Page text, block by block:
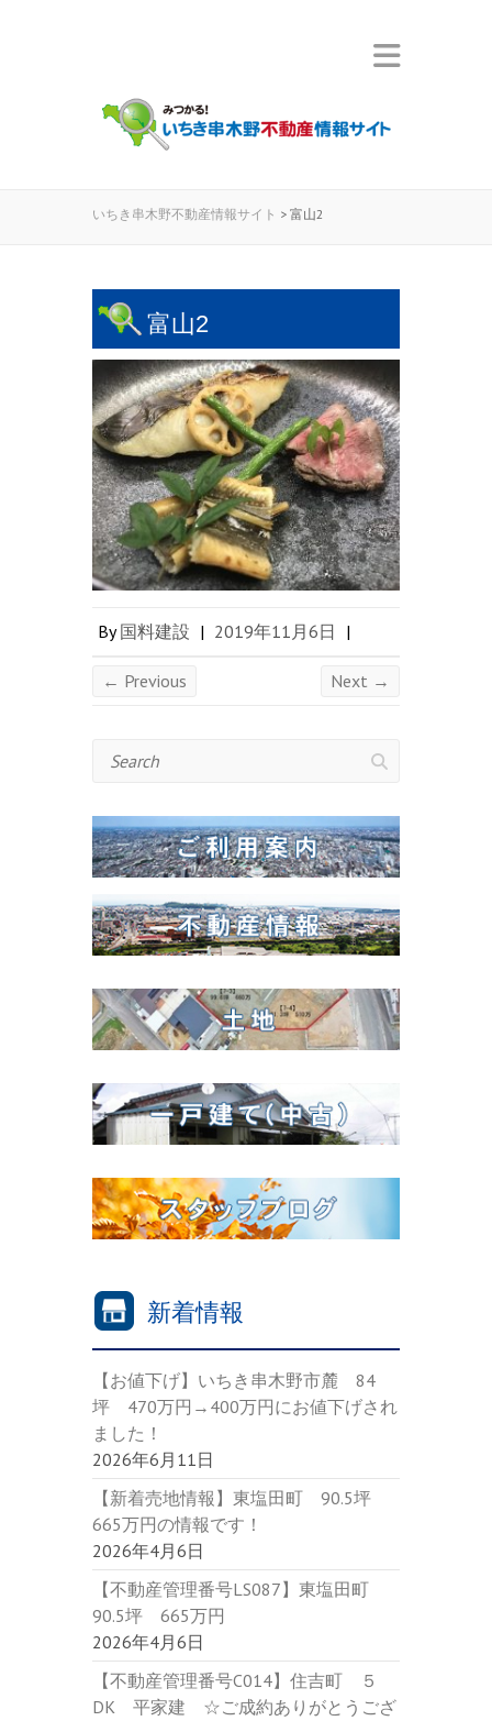
いちき串木野不動産情報サイト > 富山2
富山2
By国料建設 | 2019年11月6日 |
← Previous Next →
Search
新着情報
【お値下げ】いちき串木野市麓 84
坪 470万円→400万円にお値下げされ
ました！
2026年6月11日
【新着売地情報】東塩田町 90.5坪
665万円の情報です！
2026年4月6日
【不動産管理番号LS087】東塩田町
90.5坪 665万円
2026年4月6日
【不動産管理番号C014】住吉町 ５
DK 平家建 ☆ご成約ありがとうござ